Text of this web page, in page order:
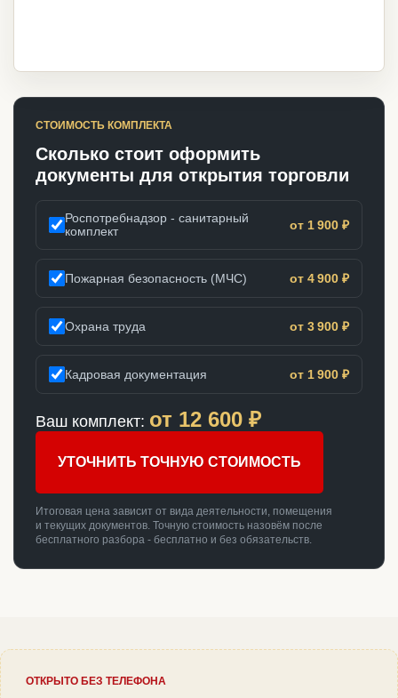
СТОИМОСТЬ КОМПЛЕКТА
Сколько стоит оформить
документы для открытия торговли
Роспотребнадзор - санитарный
комплект
от 1 900 ₽
Пожарная безопасность (МЧС) от 4 900 ₽
Охрана труда от 3 900 ₽
Кадровая документация от 1 900 ₽
Ваш комплект: от 12 600 ₽
УТОЧНИТЬ ТОЧНУЮ СТОИМОСТЬ
Итоговая цена зависит от вида деятельности, помещения
и текущих документов. Точную стоимость назовём после
бесплатного разбора - бесплатно и без обязательств.
ОТКРЫТО БЕЗ ТЕЛЕФОНА